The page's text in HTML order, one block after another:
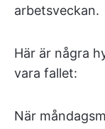
arbetsveckan.
Här är några
vara fallet:
När